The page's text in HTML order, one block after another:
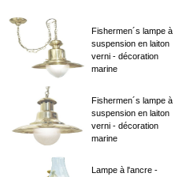
Fishermen´s lampe à
suspension en laiton
verni - décoration
marine
Fishermen´s lampe à
suspension en laiton
verni - décoration
marine
Lampe à l'ancre -